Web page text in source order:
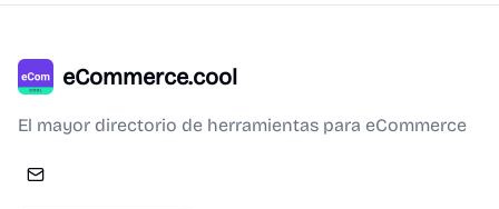
eCommerce.cool
El mayor directorio de herramientas para eCommerce